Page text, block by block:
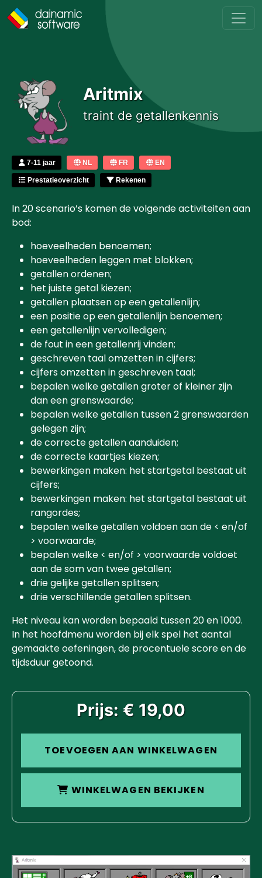
Skip to main content
Aritmix
traint de getallenkennis
7-11 jaar NL FR EN
Prestatieoverzicht Rekenen
In 20 scenario’s komen de volgende activiteiten aan
bod:
hoeveelheden benoemen;
hoeveelheden leggen met blokken;
getallen ordenen;
het juiste getal kiezen;
getallen plaatsen op een getallenlijn;
een positie op een getallenlijn benoemen;
een getallenlijn vervolledigen;
de fout in een getallenrij vinden;
geschreven taal omzetten in cijfers;
cijfers omzetten in geschreven taal;
bepalen welke getallen groter of kleiner zijn
dan een grenswaarde;
bepalen welke getallen tussen 2 grenswaarden
gelegen zijn;
de correcte getallen aanduiden;
de correcte kaartjes kiezen;
bewerkingen maken: het startgetal bestaat uit
cijfers;
bewerkingen maken: het startgetal bestaat uit
rangordes;
bepalen welke getallen voldoen aan de < en/of
> voorwaarde;
bepalen welke < en/of > voorwaarde voldoet
aan de som van twee getallen;
drie gelijke getallen splitsen;
drie verschillende getallen splitsen.
Het niveau kan worden bepaald tussen 20 en 1000.
In het hoofdmenu worden bij elk spel het aantal
gemaakte oefeningen, de procentuele score en de
tijdsduur getoond.
Prijs: € 19,00
TOEVOEGEN AAN WINKELWAGEN
WINKELWAGEN BEKIJKEN